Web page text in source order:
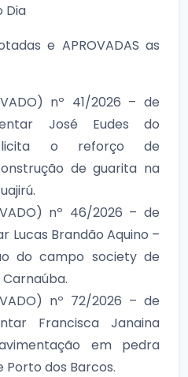
Dia
e APROVADAS as
nº 41/2026 – de
José Eudes do
o reforço de
de guarita na
nº 46/2026 – de
Lucas Brandão Aquino –
do campo society de
nº 72/2026 – de
Francisca Janaina
em pedra
dos Barcos.